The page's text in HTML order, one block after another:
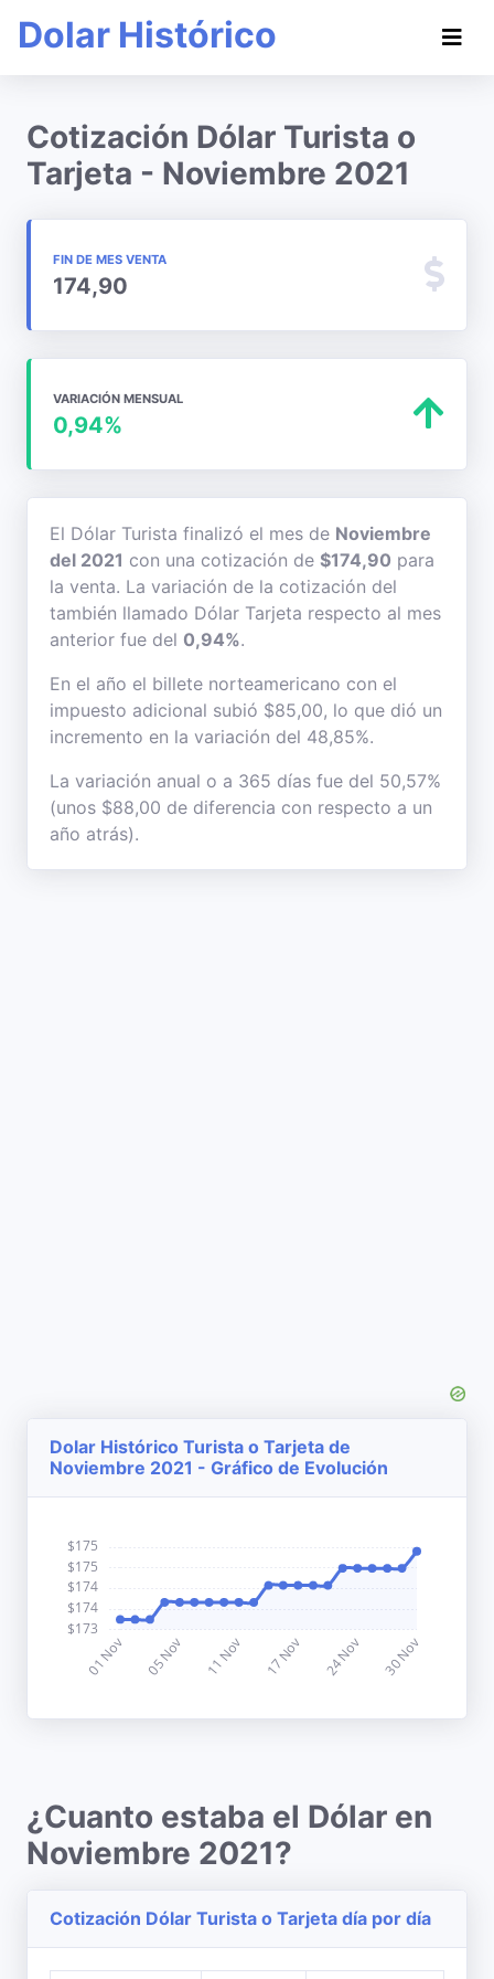
Dolar Histórico
Cotización Dólar Turista o
Tarjeta - Noviembre 2021
FIN DE MES VENTA
174,90
VARIACIÓN MENSUAL
0,94%
El Dólar Turista finalizó el mes de Noviembre
del 2021 con una cotización de $174,90 para
la venta. La variación de la cotización del
también llamado Dólar Tarjeta respecto al mes
anterior fue del 0,94%.
En el año el billete norteamericano con el
impuesto adicional subió $85,00, lo que dió un
incremento en la variación del 48,85%.
La variación anual o a 365 días fue del 50,57%
(unos $88,00 de diferencia con respecto a un
año atrás).
Dolar Histórico Turista o Tarjeta de
Noviembre 2021 - Gráfico de Evolución
¿Cuanto estaba el Dólar en
Noviembre 2021?
Cotización Dólar Turista o Tarjeta día por día